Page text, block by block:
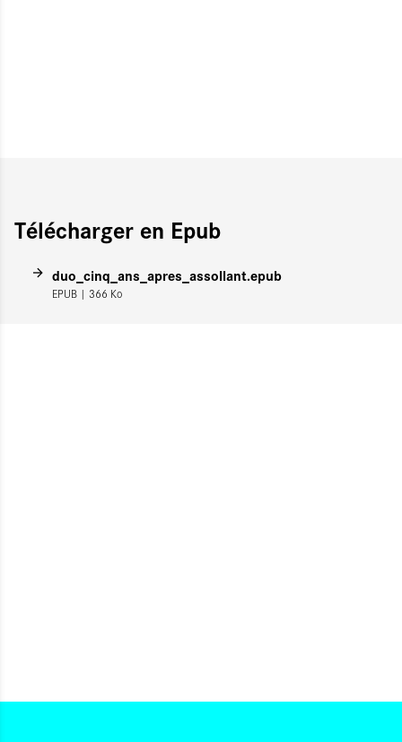
Télécharger en Epub
duo_cinq_ans_apres_assollant.epub
EPUB | 366 Ko